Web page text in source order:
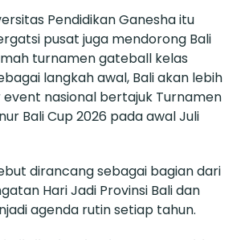
Pendidikan Ganesha itu
pusat juga mendorong Bali
turnamen gateball kelas
langkah awal, Bali akan lebih
nasional bertajuk Turnamen
Bali Cup 2026 pada awal Juli
dirancang sebagai bagian dari
Hari Jadi Provinsi Bali dan
agenda rutin setiap tahun.